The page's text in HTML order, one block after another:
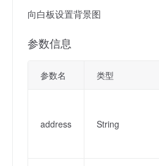
向白板设置背景图
参数信息
参数名 类型
address String